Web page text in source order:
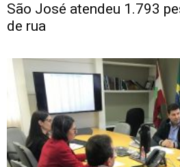
São José atendeu 1.793
de rua